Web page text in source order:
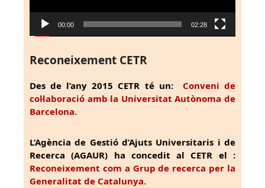
00:00 02:28
Reconeixement CETR
Des de l’any 2015 CETR té un: Conveni de
col·laboració amb la Universitat Autònoma de
Barcelona.
L’Agència de Gestió d’Ajuts Universitaris i de
Recerca (AGAUR) ha concedit al CETR el :
Reconeixement com a Grup de recerca per la
Generalitat de Catalunya.